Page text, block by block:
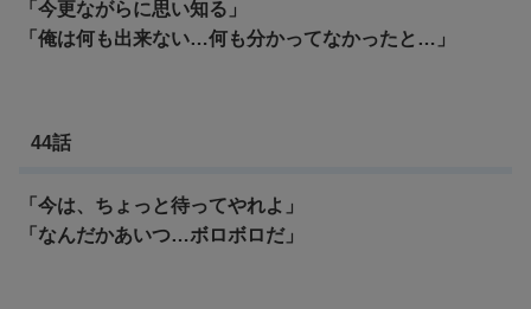
「今更ながらに思い知る」
「俺は何も出来ない…何も分かってなかったと…」
44話
「今は、ちょっと待ってやれよ」
「なんだかあいつ…ボロボロだ」